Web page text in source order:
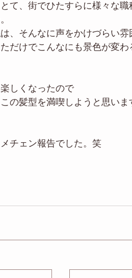
て、街でひたすらに様々な
、そんなに声をかけづらい
だけでこんなにも景色が変
しくなったので
の髪型を満喫しようと思いま
チェン報告でした。笑